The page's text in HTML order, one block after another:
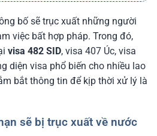
bố sẽ trục xuất những người
việc bất hợp pháp. Trong đó,
visa 482 SID, visa 407 Úc, visa
diện visa phổ biến cho nhiều lao
bắt thông tin để kịp thời xử lý là
sẽ bị trục xuất về nước